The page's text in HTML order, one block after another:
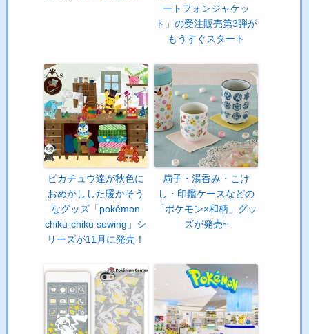
ートフォンジャケッ
ト」の受注販売第3弾が
もうすぐスタート
ピカチュウ達が秋色に
おめかしした暖かそう
なグッズ「pokémon
chiku-chiku sewing」シ
リーズが11月に発売！
扇子・湯呑み・こけ
し・印鑑ケースなどの
「ポケモン×和柄」グッ
ズが発売~